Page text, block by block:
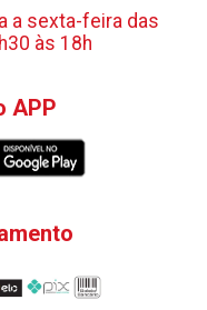
a sexta-feira das
às 18h
APP